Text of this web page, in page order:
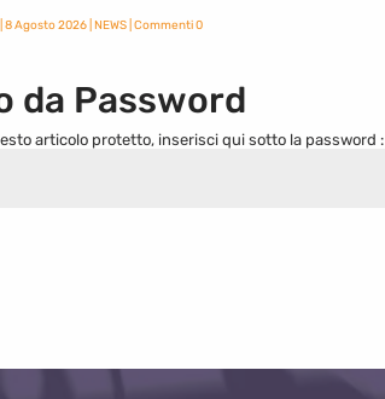
8 Agosto 2026| NEWS| Commenti 0
da Password
articolo protetto, inserisci qui sotto la password :